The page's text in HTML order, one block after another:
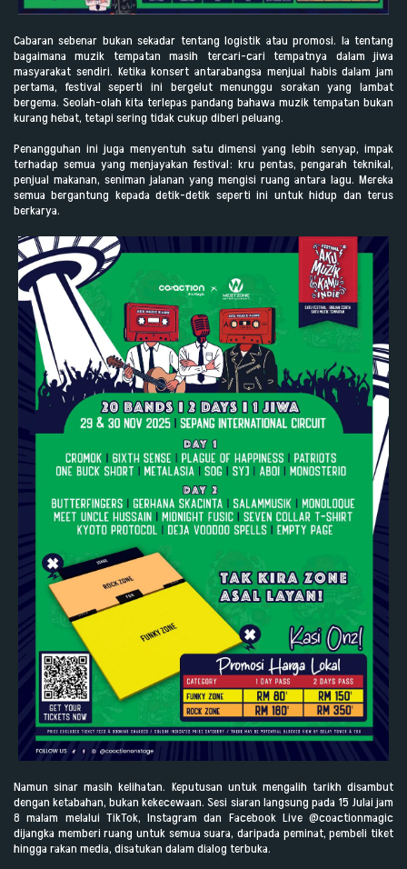
Cabaran sebenar bukan sekadar tentang logistik atau promosi. Ia tentang
bagaimana muzik tempatan masih tercari-cari tempatnya dalam jiwa
masyarakat sendiri. Ketika konsert antarabangsa menjual habis dalam jam
pertama, festival seperti ini bergelut menunggu sorakan yang lambat
bergema. Seolah-olah kita terlepas pandang bahawa muzik tempatan bukan
kurang hebat, tetapi sering tidak cukup diberi peluang.
Penangguhan ini juga menyentuh satu dimensi yang lebih senyap, impak
terhadap semua yang menjayakan festival: kru pentas, pengarah teknikal,
penjual makanan, seniman jalanan yang mengisi ruang antara lagu. Mereka
semua bergantung kepada detik-detik seperti ini untuk hidup dan terus
berkarya.
Namun sinar masih kelihatan. Keputusan untuk mengalih tarikh disambut
dengan ketabahan, bukan kekecewaan. Sesi siaran langsung pada 15 Julai jam
8 malam melalui TikTok, Instagram dan Facebook Live @coactionmagic
dijangka memberi ruang untuk semua suara, daripada peminat, pembeli tiket
hingga rakan media, disatukan dalam dialog terbuka.